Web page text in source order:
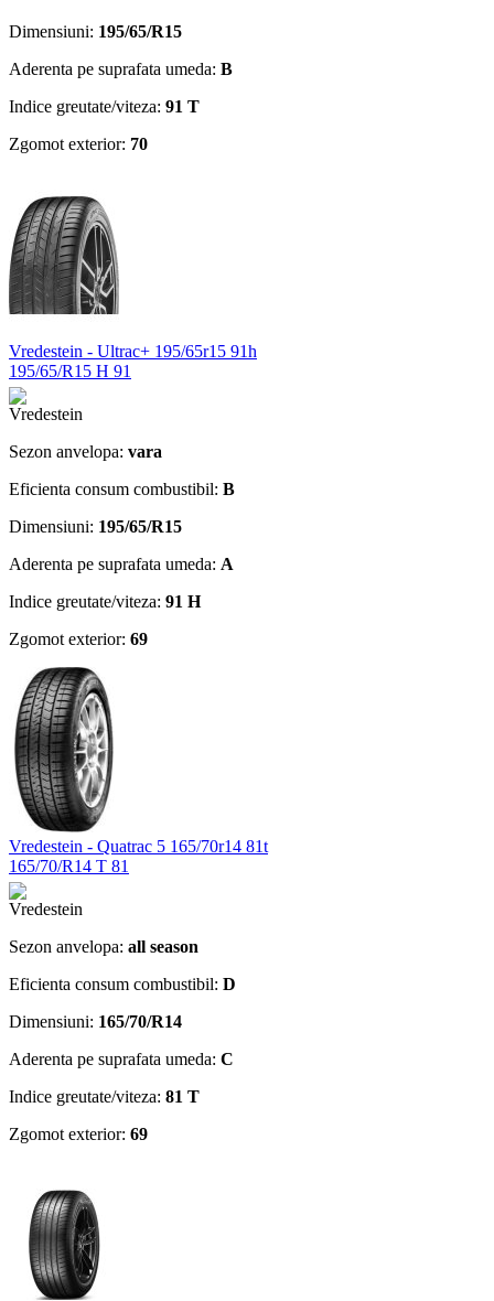
Dimensiuni: 195/65/R15
Aderenta pe suprafata umeda: B
Indice greutate/viteza: 91 T
Zgomot exterior: 70
Vredestein - Ultrac+ 195/65r15 91h
195/65/R15 H 91
Sezon anvelopa: vara
Eficienta consum combustibil: B
Dimensiuni: 195/65/R15
Aderenta pe suprafata umeda: A
Indice greutate/viteza: 91 H
Zgomot exterior: 69
Vredestein - Quatrac 5 165/70r14 81t
165/70/R14 T 81
Sezon anvelopa: all season
Eficienta consum combustibil: D
Dimensiuni: 165/70/R14
Aderenta pe suprafata umeda: C
Indice greutate/viteza: 81 T
Zgomot exterior: 69